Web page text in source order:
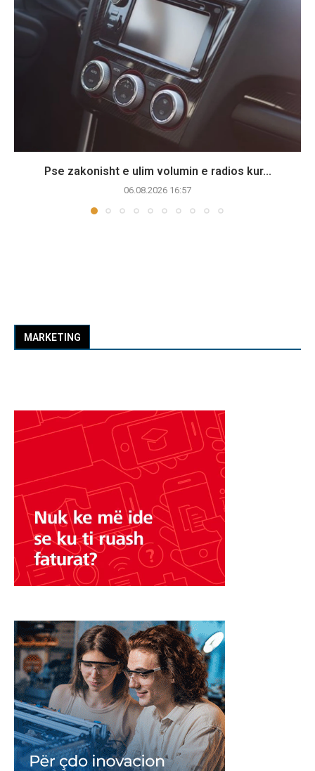
Pse zakonisht e ulim volumin e radios kur...
06.08.2026 16:57
MARKETING